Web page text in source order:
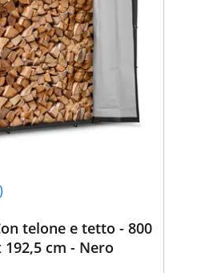
telone e tetto - 800
192,5 cm - Nero